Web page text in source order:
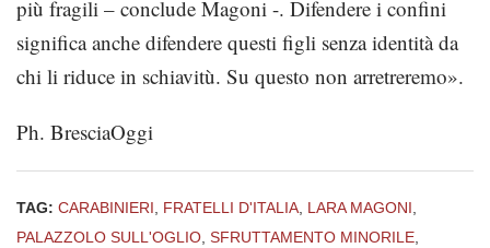
più fragili – conclude Magoni -. Difendere i confini
significa anche difendere questi figli senza identità da
chi li riduce in schiavitù. Su questo non arretreremo».
Ph. BresciaOggi
TAG: CARABINIERI FRATELLI D'ITALIA LARA MAGONI
PALAZZOLO SULL'OGLIO SFRUTTAMENTO MINORILE